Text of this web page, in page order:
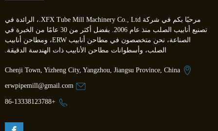
مرحبًا بكم في شركة XFX Tube Mill Machinery Co., Ltd.، الرائدة في
تصنيع أنابيب الصلب منذ عام 2006. بفضل أكثر من 30 عامًا من الخبرة في
الصناعة، نحن متخصصون في مطاحن أنابيب ERW، ومطاحن أنابيب
الصلب، وأسطوانات مطاحن الأنابيب ذات الهندسة الدقيقة.
Chenji Town, Yizheng City, Yangzhou, Jiangsu Province, China
erwpipemill@gmail.com
+86-13338123788